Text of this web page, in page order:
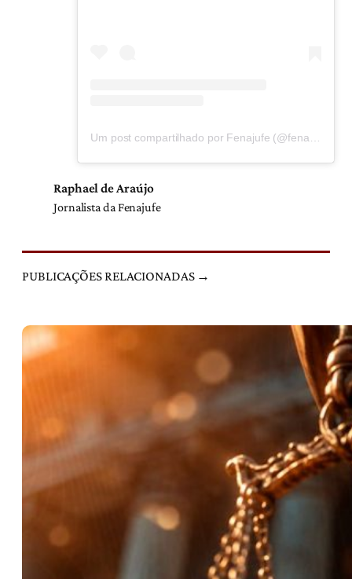
Um post compartilhado por Fenajufe (@fenajufe)
Raphael de Araújo
Jornalista da Fenajufe
PUBLICAÇÕES RELACIONADAS →